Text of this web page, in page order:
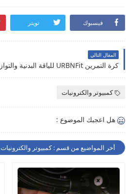
فيسبوك تويتر
المقال التالي
كرة التمرين URBNFit للياقة البدنية والتوازن
كمبيوتر والكترونيات
هل اعجبك الموضوع :
أخر المواضيع من قسم : كمبيوتر والكترونيات